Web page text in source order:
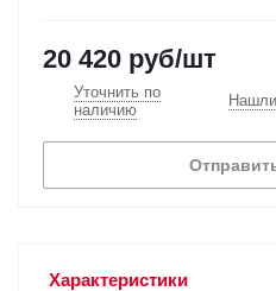
20 420 руб/шт
Уточнить по
наличию
Характеристики